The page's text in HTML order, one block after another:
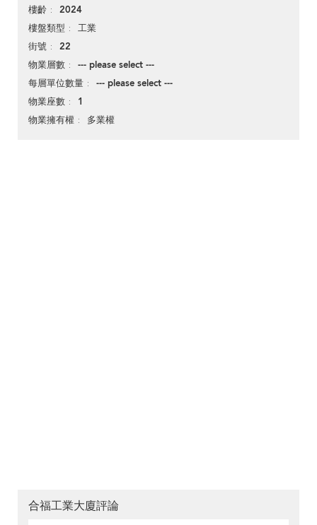
樓齡 2024
樓盤類型 工業
街號 22
物業層數 --- please select ---
每層單位數量 --- please select ---
物業座數 1
物業擁有權 多業權
合福工業大廈評論